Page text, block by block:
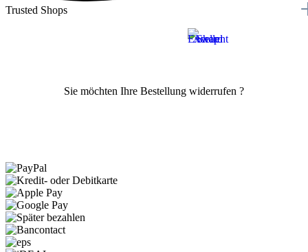
Sie möchten Ihre Bestellung widerrufen ?
Trusted Shops